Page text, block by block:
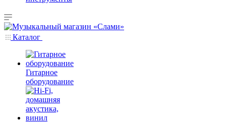
Каталог
Гитарное
оборудование